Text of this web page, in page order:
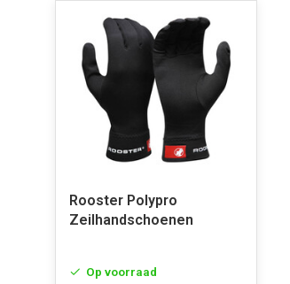
Rooster Polypro
Zeilhandschoenen
Op voorraad